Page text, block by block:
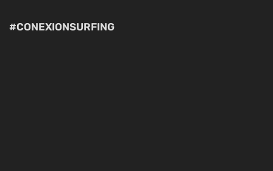
#CONEXIONSURFING